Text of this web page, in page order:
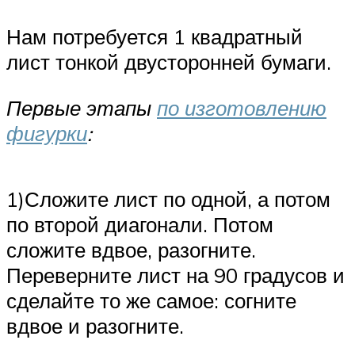
Нам потребуется 1 квадратный
лист тонкой двусторонней бумаги.
Первые этапы по изготовлению
фигурки:
1)Сложите лист по одной, а потом
по второй диагонали. Потом
сложите вдвое, разогните.
Переверните лист на 90 градусов и
сделайте то же самое: согните
вдвое и разогните.